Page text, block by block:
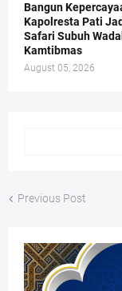
Bangun
Kapolresta Pati
Safari Subuh
Kamtibmas
August 05, 2026
Previous Post